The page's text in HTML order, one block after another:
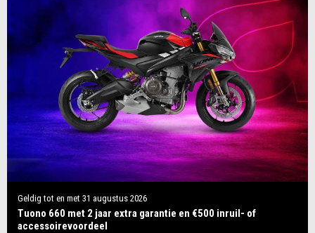
Geldig tot en met 31 augustus 2026
Tuono 660 met 2 jaar extra garantie en €500 inruil- of
accessoirevoordeel